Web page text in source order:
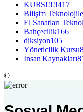
KURS!!!!!417
Bilişim
El Sanatları
Bahçecilik166
diksiyon105
Yöneticilik Kursu
İnsan Kaynakları81
©